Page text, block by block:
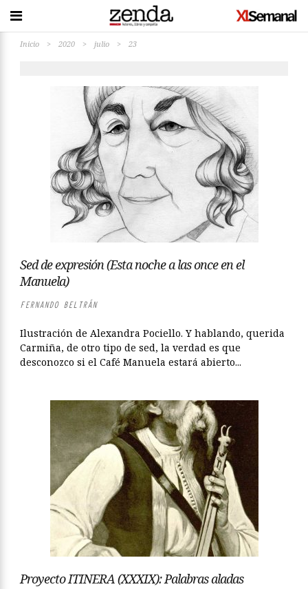
Inicio > 2020 > julio > 23
Sed de expresión (Esta noche a las once en el
Manuela)
FERNANDO BELTRÁN
Ilustración de Alexandra Pociello. Y hablando, querida
Carmiña, de otro tipo de sed, la verdad es que
desconozco si el Café Manuela estará abierto...
Proyecto ITINERA (XXXIX): Palabras aladas